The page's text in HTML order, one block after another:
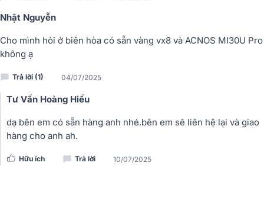
Nhật Nguyễn
Cho mình hỏi ở biên hòa có sẵn vàng vx8 và ACNOS MI30U Pro
không ạ
Trả lời (1) 04/07/2025
Tư Vấn Hoàng Hiếu
dạ bên em có sẵn hàng anh nhé.bên em sẽ liên hệ lại và giao
hàng cho anh ah.
Hữu ích Trả lời 10/07/2025